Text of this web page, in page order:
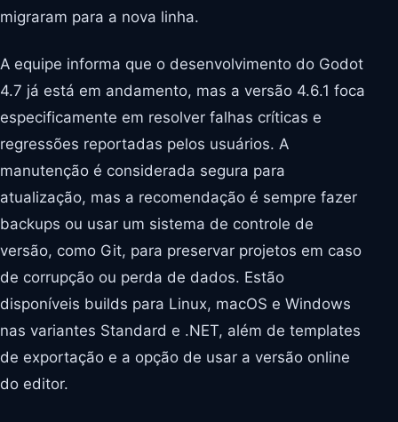
migraram para a nova linha.
A equipe informa que o desenvolvimento do Godot
4.7 já está em andamento, mas a versão 4.6.1 foca
especificamente em resolver falhas críticas e
regressões reportadas pelos usuários. A
manutenção é considerada segura para
atualização, mas a recomendação é sempre fazer
backups ou usar um sistema de controle de
versão, como Git, para preservar projetos em caso
de corrupção ou perda de dados. Estão
disponíveis builds para Linux, macOS e Windows
nas variantes Standard e .NET, além de templates
de exportação e a opção de usar a versão online
do editor.